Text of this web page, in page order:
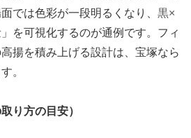
では色彩が一段明るくなり、 黒×
を可視化するのが通例です。フィ
揚を積み上げる設計は、宝塚なら
。
り方の目安）